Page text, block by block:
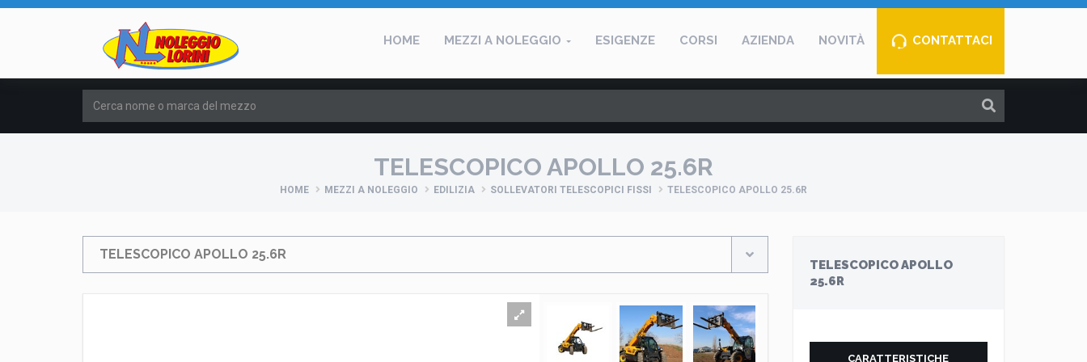
HOME MEZZI A NOLEGGIO ESIGENZE CORSI AZIENDA NOVITÀ CONTATTACI
TELESCOPICO APOLLO 25.6R
HOME MEZZI A NOLEGGIO EDILIZIA SOLLEVATORI TELESCOPICI FISSI TELESCOPICO APOLLO 25.6R
TELESCOPICO APOLLO 25.6R
TELESCOPICO APOLLO
25.6R
CARATTERISTICHE